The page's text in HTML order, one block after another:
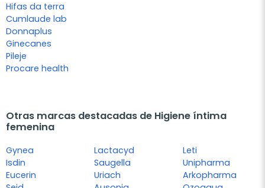
Hifas da terra
Cumlaude lab
Donnaplus
Ginecanes
Pileje
Procare health
Otras marcas destacadas de Higiene íntima
femenina
Gynea
Isdin
Eucerin
Lactacyd
Saugella
Uriach
Leti
Unipharma
Arkopharma